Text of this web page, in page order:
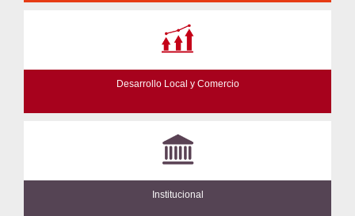
Desarrollo Local y Comercio
Institucional